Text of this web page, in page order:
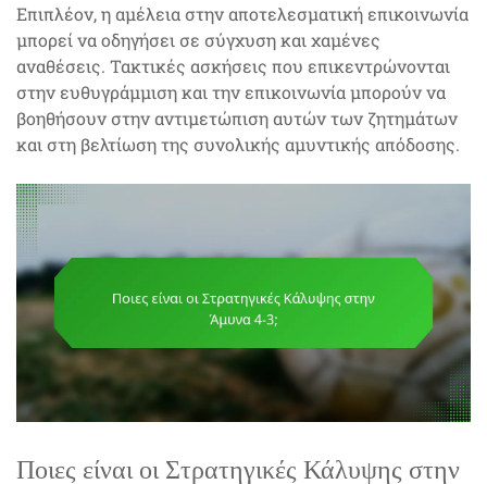
Επιπλέον, η αμέλεια στην αποτελεσματική επικοινωνία
μπορεί να οδηγήσει σε σύγχυση και χαμένες
αναθέσεις. Τακτικές ασκήσεις που επικεντρώνονται
στην ευθυγράμμιση και την επικοινωνία μπορούν να
βοηθήσουν στην αντιμετώπιση αυτών των ζητημάτων
και στη βελτίωση της συνολικής αμυντικής απόδοσης.
Ποιες είναι οι Στρατηγικές Κάλυψης στην